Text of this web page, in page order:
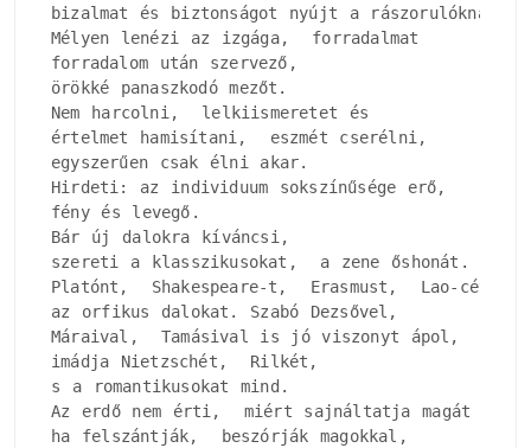
bizalmat és biztonságot nyújt a rászorulóknak.
Mélyen lenézi az izgága,  forradalmat
forradalom után szervező,
örökké panaszkodó mezőt.
Nem harcolni,  lelkiismeretet és
értelmet hamisítani,  eszmét cserélni,
egyszerűen csak élni akar.
Hirdeti: az individuum sokszínűsége erő,
fény és levegő.
Bár új dalokra kíváncsi,
szereti a klasszikusokat,  a zene őshonát.
Platónt,  Shakespeare-t,  Erasmust,  Lao-cét,
az orfikus dalokat. Szabó Dezsővel,
Máraival,  Tamásival is jó viszonyt ápol,
imádja Nietzschét,  Rilkét,
s a romantikusokat mind.
Az erdő nem érti,  miért sajnáltatja magát a
ha felszántják,  beszórják magokkal,